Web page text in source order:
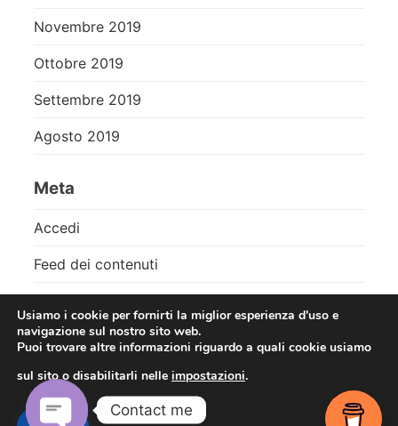
Novembre 2019
Ottobre 2019
Settembre 2019
Agosto 2019
Meta
Accedi
Feed dei contenuti
Feed dei commenti
WordPress.org
Usiamo i cookie per fornirti la miglior esperienza d'uso e
navigazione sul nostro sito web.
Puoi trovare altre informazioni riguardo a quali cookie usiamo
sul sito o disabilitarli nelle impostazioni.
Contact me